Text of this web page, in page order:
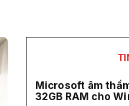
Microsoft âm
32GB RAM cho